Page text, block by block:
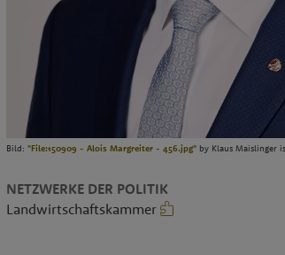
Bild: "File:150909 - Alois Margreiter - 456.jpg" by Klaus Maislinger
NETZWERKE DER POLITIK
Landwirtschaftskammer